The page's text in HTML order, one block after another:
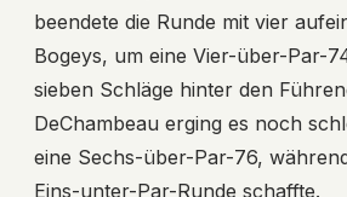
beendete die Runde mit vier
Bogeys, um eine Vier-über-Par-
sieben Schläge hinter den
DeChambeau erging es noch
eine Sechs-über-Par-76,
Eins-unter-Par-Runde schaffte.